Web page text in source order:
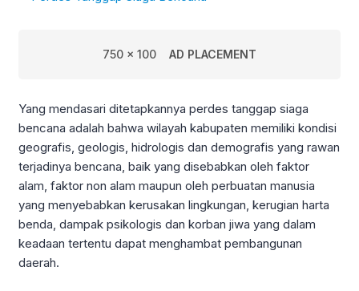
750 x 100 AD PLACEMENT
Yang mendasari ditetapkannya perdes tanggap siaga
bencana adalah bahwa wilayah kabupaten memiliki kondisi
geografis, geologis, hidrologis dan demografis yang rawan
terjadinya bencana, baik yang disebabkan oleh faktor
alam, faktor non alam maupun oleh perbuatan manusia
yang menyebabkan kerusakan lingkungan, kerugian harta
benda, dampak psikologis dan korban jiwa yang dalam
keadaan tertentu dapat menghambat pembangunan
daerah.